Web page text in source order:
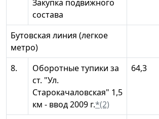
Закупка подвижного
состава
Бутовская линия (легкое
метро)
8.
Оборотные тупики за
ст. "Ул.
Старокачаловская" 1,5
км - ввод 2009 г.*(2)
64,3